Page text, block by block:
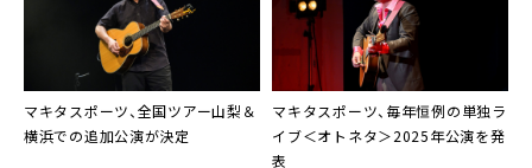
マキタスポーツ、全国ツアー山梨＆
横浜での追加公演が決定
マキタスポーツ、毎年恒例の単独ラ
イブ＜オトネタ＞2025年公演を発
表